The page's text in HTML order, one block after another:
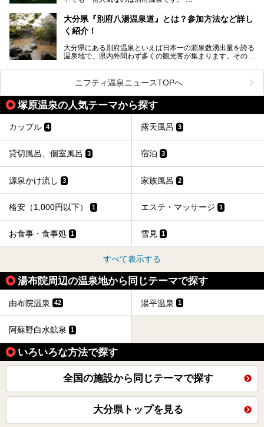
Let’s go to Hell !
中いても飽きません。
普通に温泉に浸かる以外にも、別府地獄巡りや砂湯などは有
名ですよね。
別府温泉は共同湯も多く、家庭やマンションにも温泉を引い
ている所もあります。
あるんです。
これを読んで別府温泉巡りの参考になればと思います。
大分県『別府八湯温泉道』とは？参加方法など詳し
く紹介！
大分県にある別府温泉といえば日本一の源泉数湧出量を誇る
温泉地で、県内外問わず多くの観光客が集まります。その別
八湯温泉道とは別府八湯を巡る体験型イベントで、施設を回
って88ヶ所のスタンプを集めて温泉名人の認定を目指すと
いうものです。
別府には朝早くから夜遅くまでやっている地元に根付いた銭
湯や、日帰りのみの大きな施設など様々な形態の温泉があり
ます。泉質も数多くなるので、好きな温泉から巡って温泉名
人を目指してみてはいかがでしょうか？
ニフティ温泉ニュースTOPへ
塚原温泉の人気テーマから探す
カップル 4 露天風呂 3
貸切風呂、個室風呂 3 宿泊 3
源泉かけ流し 3 家族風呂 2
格安（1,000円以下） 1 エステ・マッサージ 1
お食事・食事処 1 雪見 1
すべて表示する
湯布院周辺の温泉地から同じテーマで探す
由布院温泉 42 湯平温泉 1
阿蘇野白水鉱泉 1
いろいろな方法で探す
全国の施設から同じテーマで探す
大分県トップを見る